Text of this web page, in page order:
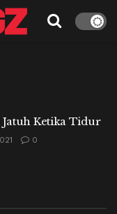
Jatuh Ketika Tidur
0